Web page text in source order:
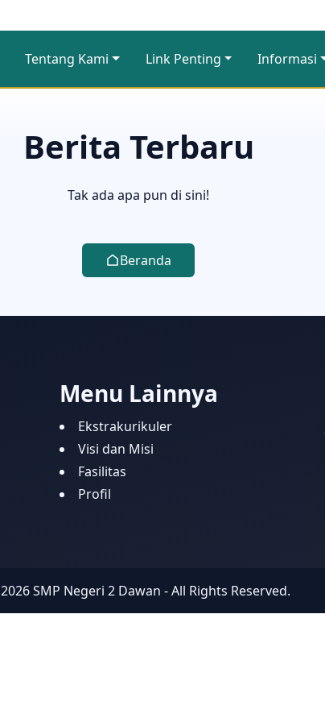
Tentang Kami Link Penting Informasi
Berita Terbaru
Tak ada apa pun di sini!
Beranda
Menu Lainnya
Ekstrakurikuler
Visi dan Misi
Fasilitas
Profil
2026 SMP Negeri 2 Dawan - All Rights Reserved.